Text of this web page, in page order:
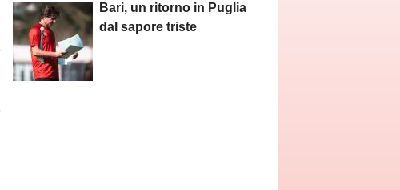
Bari, un ritorno in Puglia
dal sapore triste